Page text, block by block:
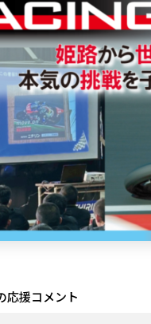
中国
四国
九州・沖
応援コメント